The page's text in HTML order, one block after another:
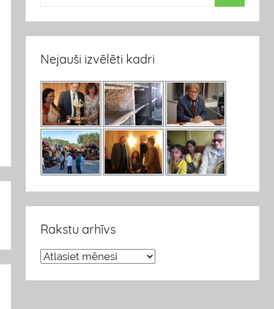
Nejauši izvēlēti kadri
Rakstu arhīvs
R